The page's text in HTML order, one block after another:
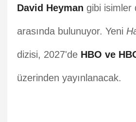
David Heyman gibi isimler
arasında bulunuyor. Yeni
dizisi, 2027'de HBO ve
üzerinden yayınlanacak.